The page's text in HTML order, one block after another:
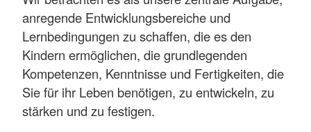
anregende Entwicklungsbereiche und
Lernbedingungen zu schaffen, die es den
Kindern ermöglichen, die grundlegenden
Kompetenzen, Kenntnisse und Fertigkeiten, die
Sie für ihr Leben benötigen, zu entwickeln, zu
stärken und zu festigen.